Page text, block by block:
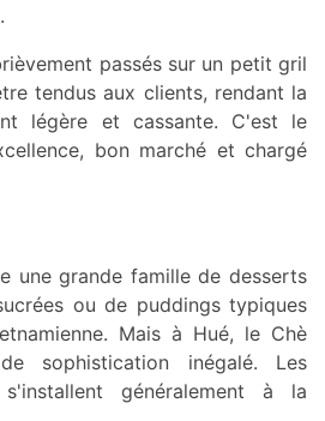
passés sur un petit gril
tendus aux clients, rendant la
légère et cassante. C'est le
bon marché et chargé
une grande famille de desserts
ou de puddings typiques
Mais à Hué, le Chè
sophistication inégalé. Les
généralement à la